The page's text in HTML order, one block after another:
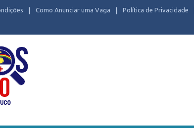
Como Anunciar uma Vaga Política de Privacidade